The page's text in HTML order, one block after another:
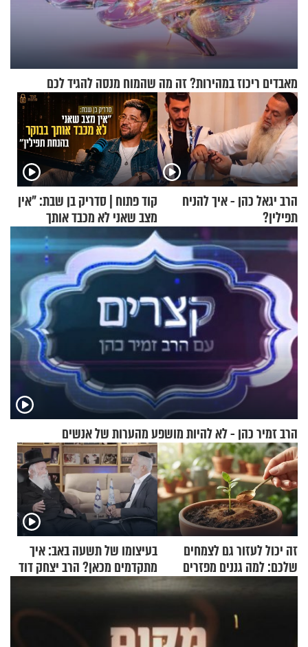
מאבדים ריכוז במהירות? זה מה שהמוח מנסה להגיד לכם
הרב יגאל כהן - איך להניח
תפילין?
קוד פתוח | סדריק בן שבת: "אין
מצב שאני לא מכבד אותך
בבוקר בהנחת תפילין"
הרב זמיר כהן - לא להיות מושפע מהערות של אנשים
זה יכול לעזור גם לצמחים
שלכם: למה גננים מפזרים
בעיצומו של תשעה באב: איך
מתקדמים מכאן? הרב יצחק דוד
גרוסמן בשיחה מיוחדת